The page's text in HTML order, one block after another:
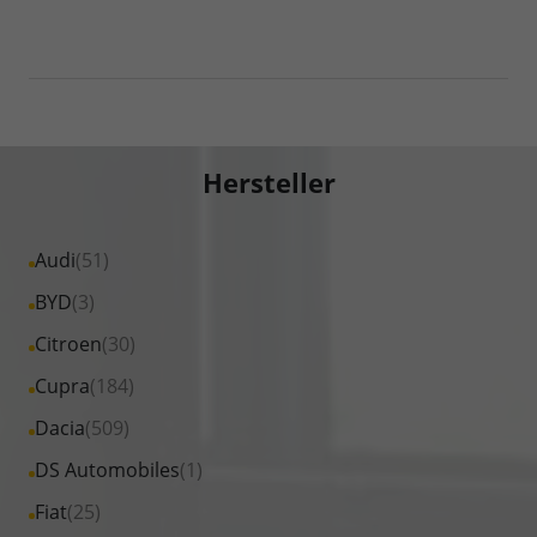
Hersteller
Audi(51)
Alle
Fahrzeuge
Audi
anzeigen
BYD(3)
Alle
Fahrzeuge
BYD
anzeigen
Citroen(30)
Alle
Fahrzeuge
Citroen
anzeigen
Cupra(184)
Alle
Fahrzeuge
Cupra
anzeigen
Dacia(509)
Alle
Fahrzeuge
Dacia
DS Automobiles(1)
Alle
Fahrzeuge
Fiat(25)
Alle